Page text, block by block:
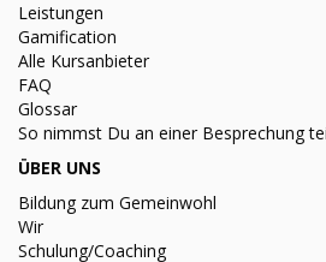
Leistungen
Gamification
Alle Kursanbieter
FAQ
Glossar
So nimmst Du an einer Besprechung
ÜBER UNS
Bildung zum Gemeinwohl
Wir
Schulung/Coaching